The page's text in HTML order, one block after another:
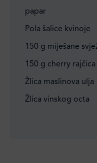
papar
Pola šalice kvinoje
150 g miješane
150 g cherry rajčica
Žlica maslinova ulja
Žlica vinskog octa